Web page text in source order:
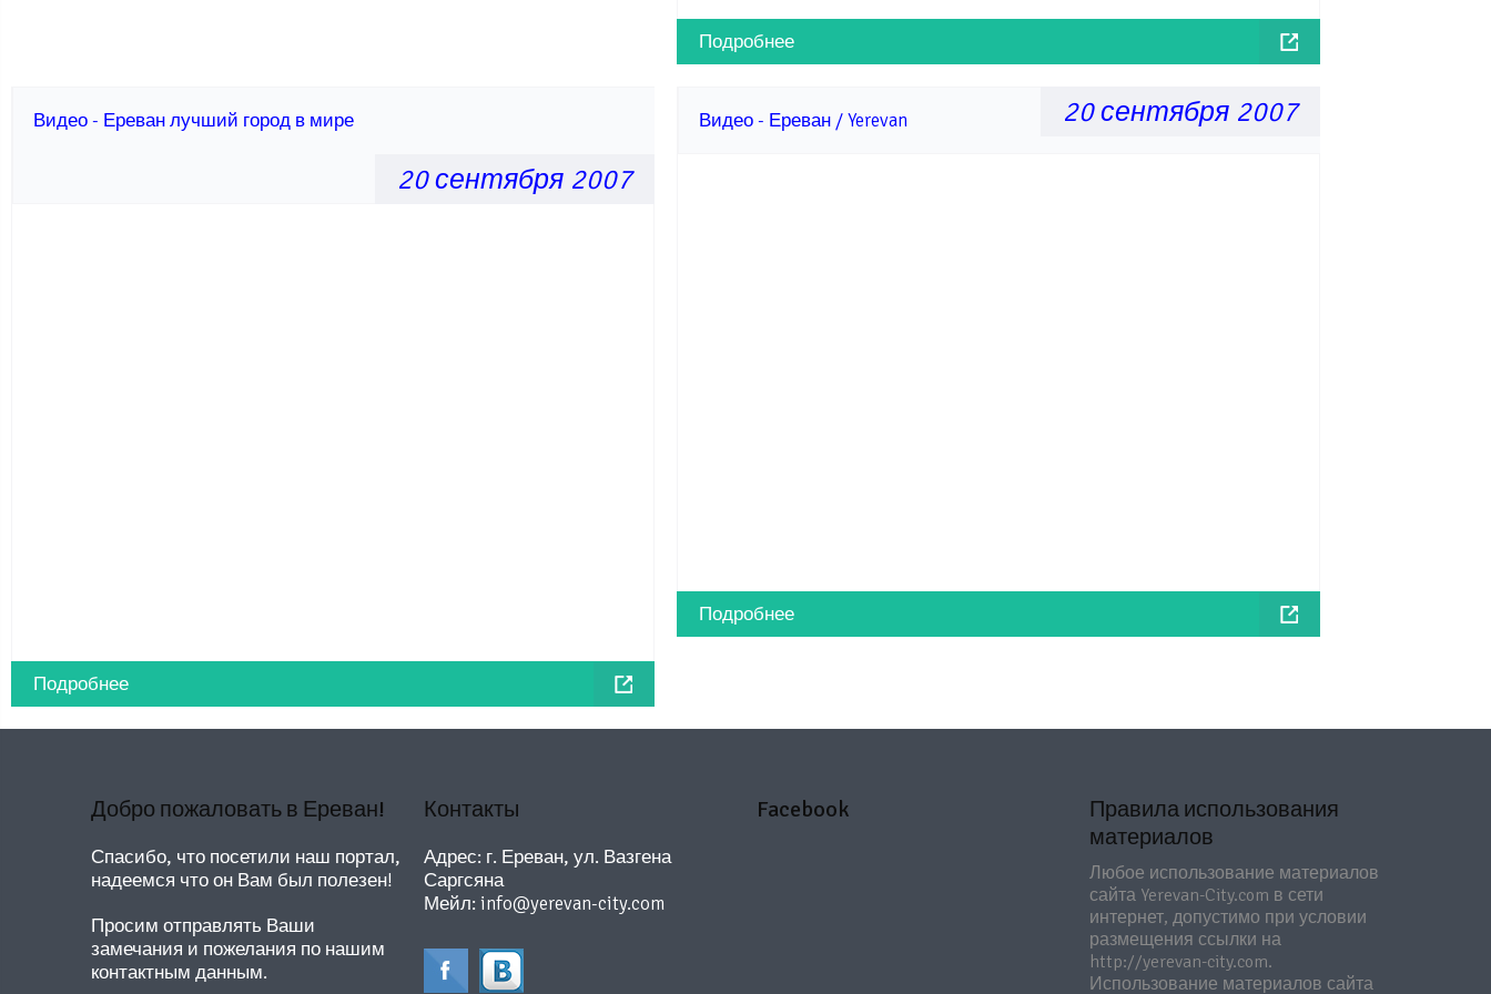
Подробнее
Видео - Ереван лучший город в мире
20 сентября 2007
Подробнее
Видео - Ереван / Yerevan 20 сентября 2007
Подробнее
Добро пожаловать в Ереван!
Спасибо, что посетили наш портал,
надеемся что он Вам был полезен!
Просим отправлять Ваши
замечания и пожелания по нашим
контактным данным.
Контакты
Адрес: г. Ереван, ул. Вазгена
Саргсяна
Мейл: info@yerevan-city.com
Facebook
Правила использования
материалов
Любое использование материалов
сайта Yerevan-City.com в сети
интернет, допустимо при условии
размещения ссылки на
http://yerevan-city.com.
Использование материалов сайта